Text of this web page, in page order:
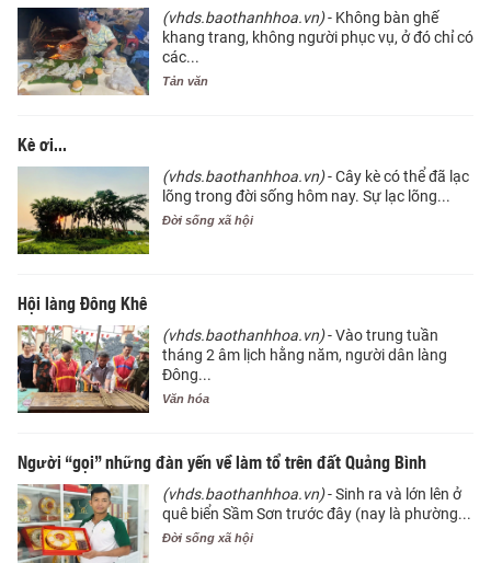
(vhds.baothanhhoa.vn)- Không bàn ghế
khang trang, không người phục vụ, ở đó chỉ có
các...
Tản văn
Kè ơi...
(vhds.baothanhhoa.vn)- Cây kè có thể đã lạc
lõng trong đời sống hôm nay. Sự lạc lõng...
Đời sống xã hội
Hội làng Đông Khê
(vhds.baothanhhoa.vn)- Vào trung tuần
tháng 2 âm lịch hằng năm, người dân làng
Đông...
Văn hóa
Người “gọi” những đàn yến về làm tổ trên đất Quảng Bình
(vhds.baothanhhoa.vn)- Sinh ra và lớn lên ở
quê biển Sầm Sơn trước đây (nay là phường...
Đời sống xã hội